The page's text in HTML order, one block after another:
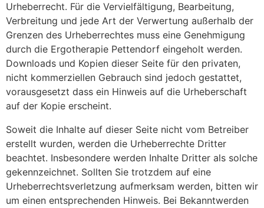
Urheberrecht. Für die Vervielfältigung, Bearbeitung,
Verbreitung und jede Art der Verwertung außerhalb der
Grenzen des Urheberrechtes muss eine Genehmigung
durch die Ergotherapie Pettendorf eingeholt werden.
Downloads und Kopien dieser Seite für den privaten,
nicht kommerziellen Gebrauch sind jedoch gestattet,
vorausgesetzt dass ein Hinweis auf die Urheberschaft
auf der Kopie erscheint.
Soweit die Inhalte auf dieser Seite nicht vom Betreiber
erstellt wurden, werden die Urheberrechte Dritter
beachtet. Insbesondere werden Inhalte Dritter als solche
gekennzeichnet. Sollten Sie trotzdem auf eine
Urheberrechtsverletzung aufmerksam werden, bitten wir
um einen entsprechenden Hinweis. Bei Bekanntwerden